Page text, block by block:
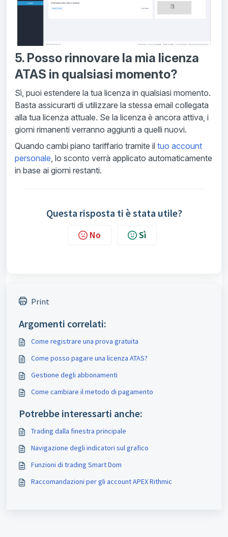
5. Posso rinnovare la mia licenza
ATAS in qualsiasi momento?
Sì, puoi estendere la tua licenza in qualsiasi momento.
Basta assicurarti di utilizzare la stessa email collegata
alla tua licenza attuale. Se la licenza è ancora attiva, i
giorni rimanenti verranno aggiunti a quelli nuovi.
Quando cambi piano tariffario tramite il tuo account
personale , lo sconto verrà applicato automaticamente
in base ai giorni restanti.
Questa risposta ti è stata utile?
No Sì
Print
Argomenti correlati:
Come registrare una prova gratuita
Come posso pagare una licenza АТАS?
Gestione degli abbonamenti
Come cambiare il metodo di pagamento
Potrebbe interessarti anche:
Trading dalla finestra principale
Navigazione degli indicatori sul grafico
Funzioni di trading Smart Dom
Raccomandazioni per gli account APEX Rithmic